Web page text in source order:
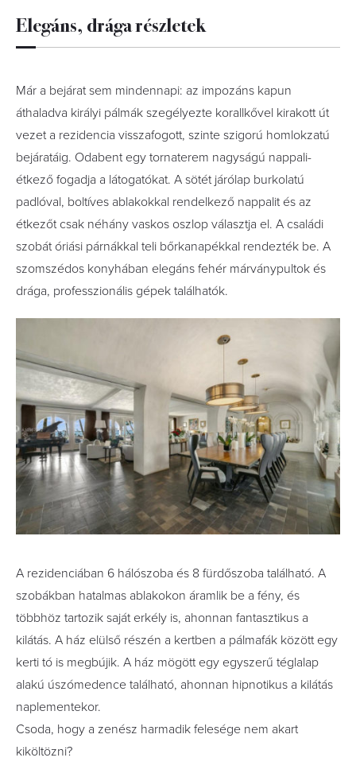
Elegáns, drága részletek
Már a bejárat sem mindennapi: az impozáns kapun
áthaladva királyi pálmák szegélyezte korallkővel kirakott út
vezet a rezidencia visszafogott, szinte szigorú homlokzatú
bejáratáig. Odabent egy tornaterem nagyságú nappali-
étkező fogadja a látogatókat. A sötét járólap burkolatú
padlóval, boltíves ablakokkal rendelkező nappalit és az
étkezőt csak néhány vaskos oszlop választja el. A családi
szobát óriási párnákkal teli bőrkanapékkal rendezték be. A
szomszédos konyhában elegáns fehér márványpultok és
drága, professzionális gépek találhatók.
A rezidenciában 6 hálószoba és 8 fürdőszoba található. A
szobákban hatalmas ablakokon áramlik be a fény, és
többhöz tartozik saját erkély is, ahonnan fantasztikus a
kilátás. A ház elülső részén a kertben a pálmafák között egy
kerti tó is megbújik. A ház mögött egy egyszerű téglalap
alakú úszómedence található, ahonnan hipnotikus a kilátás
naplementekor.
Csoda, hogy a zenész harmadik felesége nem akart
kiköltözni?